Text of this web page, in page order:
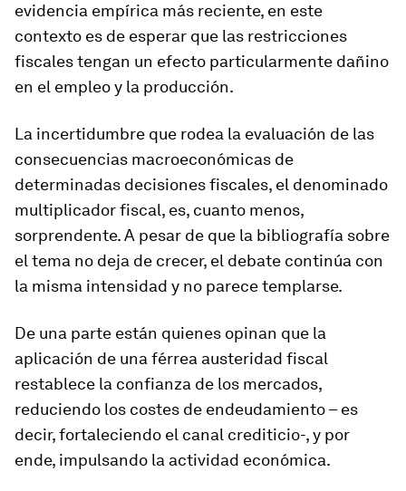
evidencia empírica más reciente, en este
contexto es de esperar que las restricciones
fiscales tengan un efecto particularmente dañino
en el empleo y la producción.
La incertidumbre que rodea la evaluación de las
consecuencias macroeconómicas de
determinadas decisiones fiscales, el denominado
multiplicador fiscal, es, cuanto menos,
sorprendente. A pesar de que la bibliografía sobre
el tema no deja de crecer, el debate continúa con
la misma intensidad y no parece templarse.
De una parte están quienes opinan que la
aplicación de una férrea austeridad fiscal
restablece la confianza de los mercados,
reduciendo los costes de endeudamiento – es
decir, fortaleciendo el canal crediticio-, y por
ende, impulsando la actividad económica.